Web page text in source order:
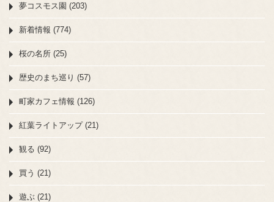
夢コスモス園 (203)
新着情報 (774)
桜の名所 (25)
歴史のまち巡り (57)
町家カフェ情報 (126)
紅葉ライトアップ (21)
観る (92)
買う (21)
遊ぶ (21)